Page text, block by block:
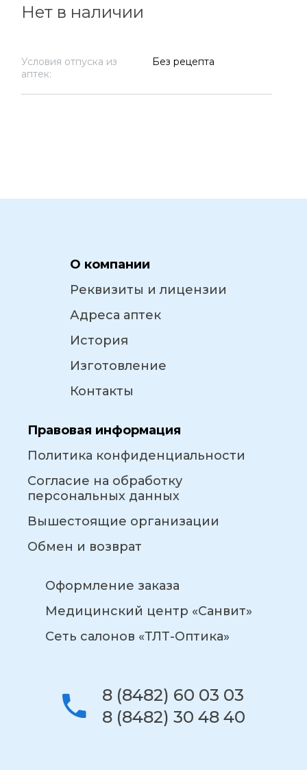
Нет в наличии
Условия отпуска из
аптек:
Без рецепта
О компании
Реквизиты и лицензии
Адреса аптек
История
Изготовление
Контакты
Правовая информация
Политика конфиденциальности
Согласие на обработку
персональных данных
Вышестоящие организации
Обмен и возврат
Оформление заказа
Медицинский центр «Санвит»
Сеть салонов «ТЛТ-Оптика»
8 (8482) 60 03 03
8 (8482) 30 48 40